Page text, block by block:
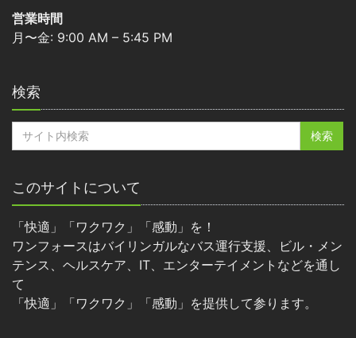
営業時間
月〜金: 9:00 AM – 5:45 PM
検索
このサイトについて
「快適」「ワクワク」「感動」を！
ワンフォースはバイリンガルなバス運行支援、ビル・メン
テンス、ヘルスケア、IT、エンターテイメントなどを通し
て
「快適」「ワクワク」「感動」を提供して参ります。